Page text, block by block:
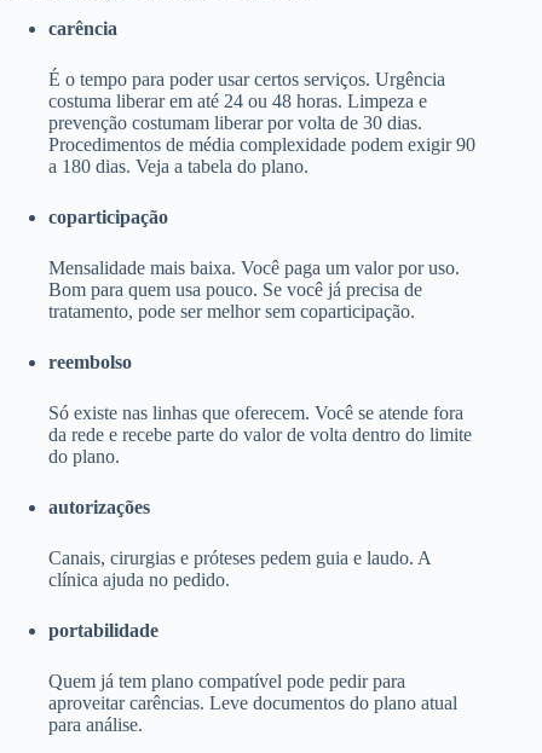
carência
É o tempo para poder usar certos serviços. Urgência
costuma liberar em até 24 ou 48 horas. Limpeza e
prevenção costumam liberar por volta de 30 dias.
Procedimentos de média complexidade podem exigir 90
a 180 dias. Veja a tabela do plano.
coparticipação
Mensalidade mais baixa. Você paga um valor por uso.
Bom para quem usa pouco. Se você já precisa de
tratamento, pode ser melhor sem coparticipação.
reembolso
Só existe nas linhas que oferecem. Você se atende fora
da rede e recebe parte do valor de volta dentro do limite
do plano.
autorizações
Canais, cirurgias e próteses pedem guia e laudo. A
clínica ajuda no pedido.
portabilidade
Quem já tem plano compatível pode pedir para
aproveitar carências. Leve documentos do plano atual
para análise.